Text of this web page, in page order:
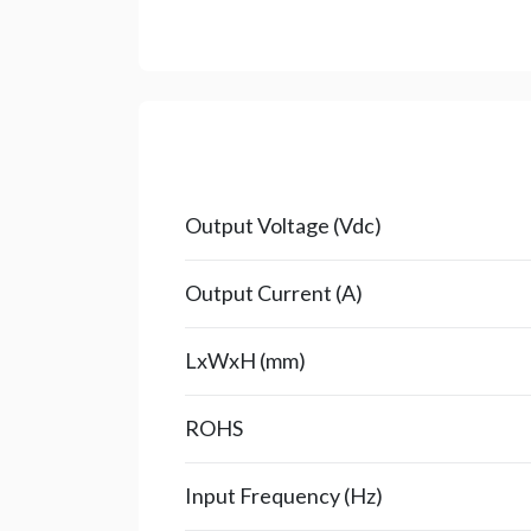
Output Voltage (Vdc)
Output Current (A)
LxWxH (mm)
ROHS
Input Frequency (Hz)